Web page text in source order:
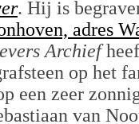
. Hij is
adres
Archief
op het
een zeer
van